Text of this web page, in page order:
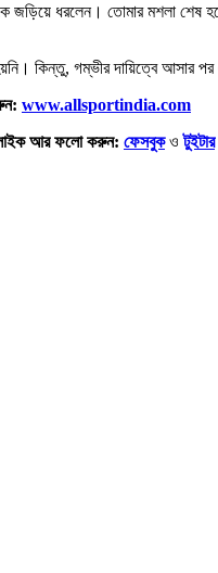
ধরলেন। তোমার মশলা শেষ
কিন্তু, গম্ভীর দায়িত্বে আসার
www.allsportindia.com
লাইক আর ফলো করুন: ফেসবুকওটুইটার